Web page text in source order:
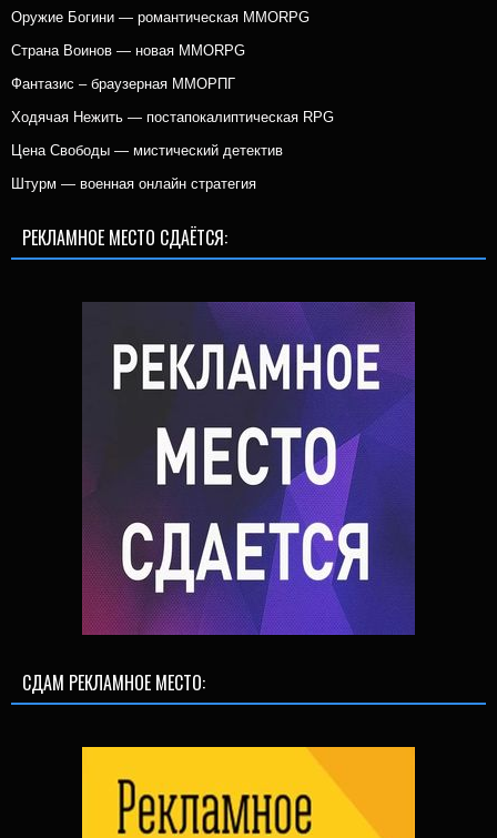
Оружие Богини — романтическая MMORPG
Страна Воинов — новая MMORPG
Фантазис – браузерная ММОРПГ
Ходячая Нежить — постапокалиптическая RPG
Цена Свободы — мистический детектив
Штурм — военная онлайн стратегия
РЕКЛАМНОЕ МЕСТО СДАЁТСЯ:
СДАМ РЕКЛАМНОЕ МЕСТО: